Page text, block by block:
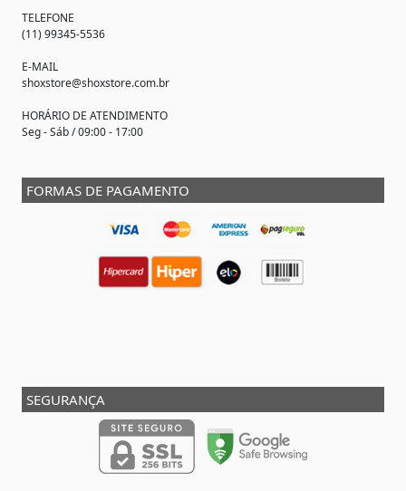
TELEFONE
(11) 99345-5536
E-MAIL
shoxstore@shoxstore.com.br
HORÁRIO DE ATENDIMENTO
Seg - Sáb / 09:00 - 17:00
FORMAS DE PAGAMENTO
SEGURANÇA